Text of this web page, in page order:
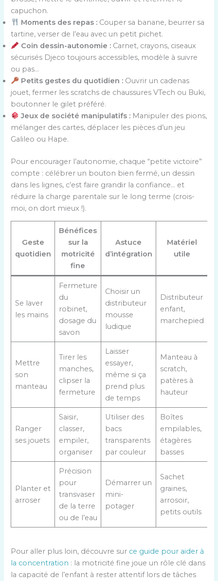
capuchon.
Moments des repas : Couper sa banane, beurrer sa
tartine, verser de l’eau avec un petit pichet.
Coin dessin-autonomie : Carnet, crayons, ciseaux
sécurisés Djeco toujours accessibles, modèle à suivre
ou pas…
Petits gestes du quotidien : Ouvrir un cadenas
jouet, fermer les scratchs de chaussures VTech ou Buki,
boutonner le gilet préféré.
Jeux de société manipulatifs : Manipuler des pions,
mélanger des cartes, déplacer les pièces d’un jeu
Galileo ou Hape.
Pour encourager l’autonomie, chaque “petite victoire”
compte : célébrer un bouton bien fermé, un dessin
dans les lignes, c’est faire grandir la confiance… et
réduire la charge parentale sur le long terme (crois-
moi, on dort mieux !).
Geste
quotidien
Bénéfices
sur la
motricité
fine
Astuce
d’intégration
Matériel
utile
Se laver
les mains
Fermeture
du
robinet,
dosage du
savon
Choisir un
distributeur
mousse
ludique
Distributeur
enfant,
marchepied
Mettre
son
manteau
Tirer les
manches,
clipser la
fermeture
Laisser
essayer,
même si ça
prend plus
de temps
Manteau à
scratch,
patères à
hauteur
Ranger
ses jouets
Saisir,
classer,
empiler,
organiser
Utiliser des
bacs
transparents
par couleur
Boîtes
empilables,
étagères
basses
Planter et
arroser
Précision
pour
transvaser
de la terre
ou de l’eau
Démarrer un
mini-
potager
Sachet
graines,
arrosoir,
petits outils
Pour aller plus loin, découvre sur ce guide pour aider à
la concentration : la motricité fine joue un rôle clé dans
la capacité de l’enfant à rester attentif lors de tâches